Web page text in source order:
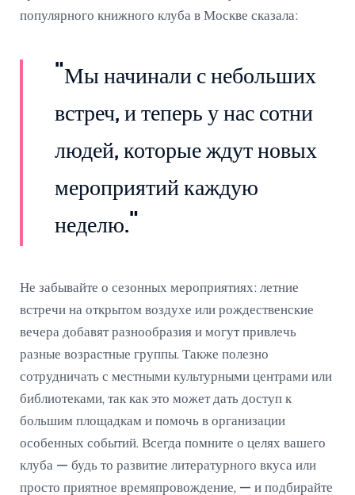
популярного книжного клуба в Москве сказала:
"Мы начинали с небольших
встреч, и теперь у нас сотни
людей, которые ждут новых
мероприятий каждую
неделю."
Не забывайте о сезонных мероприятиях: летние
встречи на открытом воздухе или рождественские
вечера добавят разнообразия и могут привлечь
разные возрастные группы. Также полезно
сотрудничать с местными культурными центрами или
библиотеками, так как это может дать доступ к
большим площадкам и помочь в организации
особенных событий. Всегда помните о целях вашего
клуба — будь то развитие литературного вкуса или
просто приятное времяпровождение, — и подбирайте